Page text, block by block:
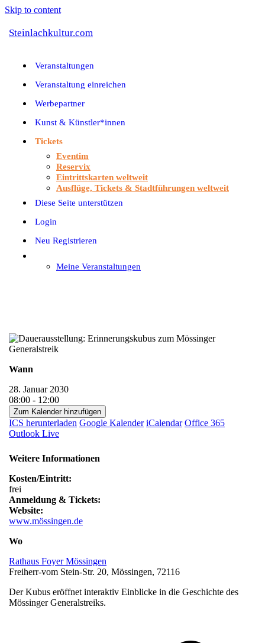
Skip to content
Steinlachkultur.com
Veranstaltungen
Veranstaltung einreichen
Werbepartner
Kunst & Künstler*innen
Tickets
Eventim
Reservix
Eintrittskarten weltweit
Ausflüge, Tickets & Stadtführungen weltweit
Diese Seite unterstützen
Login
Neu Registrieren
Meine Veranstaltungen
Wann
28. Januar 2030
08:00 - 12:00
Zum Kalender hinzufügen
ICS herunterladen Google Kalender iCalendar Office 365
Outlook Live
Weitere Informationen
Kosten/Eintritt:
frei
Anmeldung & Tickets:
Website:
www.mössingen.de
Wo
Rathaus Foyer Mössingen
Freiherr-vom Stein-Str. 20, Mössingen, 72116
Der Kubus eröffnet interaktiv Einblicke in die Geschichte des
Mössinger Generalstreiks.